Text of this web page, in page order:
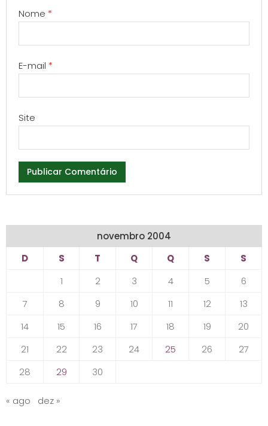
Nome *
E-mail *
Site
novembro 2004
D
S T Q Q S
S
1
2 3 4 5
6
7
8 9 10 11 12
13
14
15 16 17 18 19
20
21
22 23 24 25 26
27
28
29 30
« ago dez »